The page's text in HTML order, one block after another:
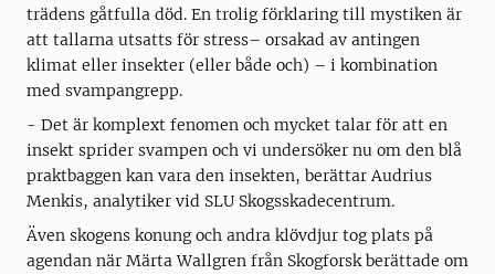
trädens gåtfulla död. En trolig förklaring till mystiken är
att tallarna utsatts för stress– orsakad av antingen
klimat eller insekter (eller både och) – i kombination
med svampangrepp.
- Det är komplext fenomen och mycket talar för att en
insekt sprider svampen och vi undersöker nu om den blå
praktbaggen kan vara den insekten, berättar Audrius
Menkis, analytiker vid SLU Skogsskadecentrum.
Även skogens konung och andra klövdjur tog plats på
agendan när Märta Wallgren från Skogforsk berättade om